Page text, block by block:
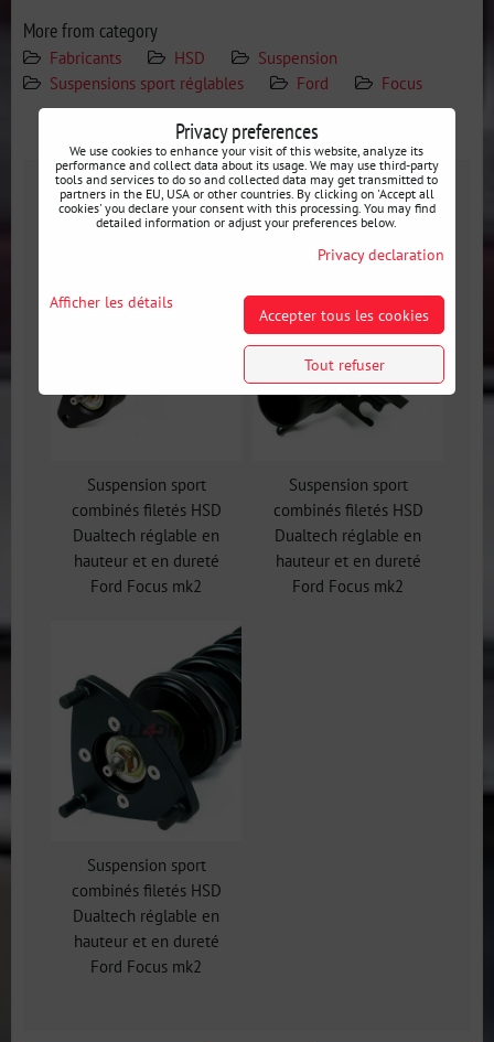
More from category
Fabricants HSD
Suspension
Suspensions sport réglables
Ford Focus
Galerie
Suspension sport
combinés filetés HSD
Dualtech réglable en
hauteur et en dureté
Ford Focus mk2
Suspension sport
combinés filetés HSD
Dualtech réglable en
hauteur et en dureté
Ford Focus mk2
Suspension sport
combinés filetés HSD
Dualtech réglable en
hauteur et en dureté
Ford Focus mk2
Privacy preferences
We use cookies to enhance your visit of this website, analyze its
performance and collect data about its usage. We may use third-party
tools and services to do so and collected data may get transmitted to
partners in the EU, USA or other countries. By clicking on 'Accept all
cookies' you declare your consent with this processing. You may find
detailed information or adjust your preferences below.
Privacy declaration
Afficher les détails
Accepter tous les cookies
Tout refuser